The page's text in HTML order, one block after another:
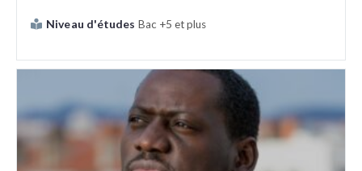
Niveau d'études Bac +5 et plus